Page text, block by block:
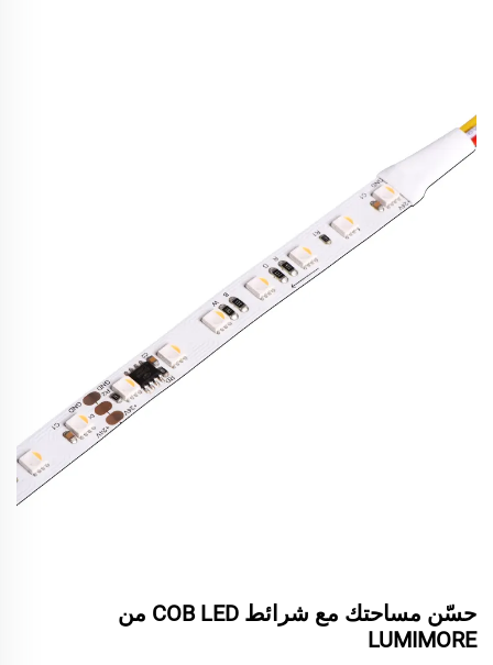
حسّن مساحتك مع شرائط COB LED من
LUMIMORE